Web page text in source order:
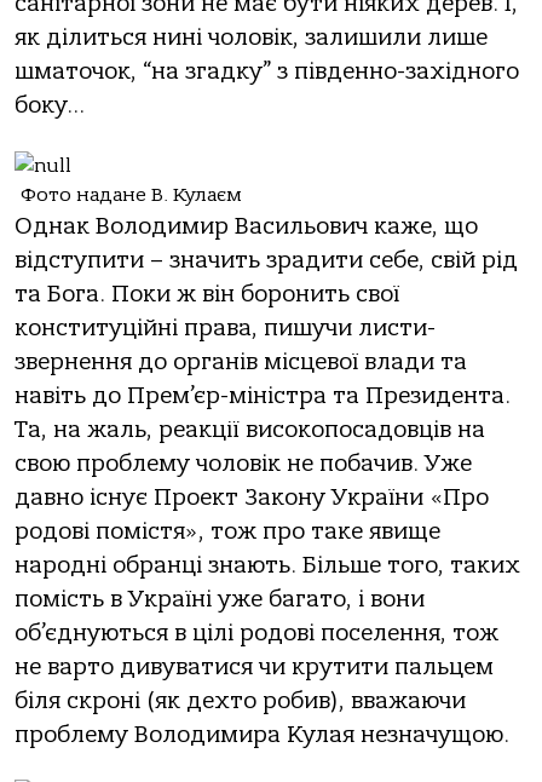
як ділиться нині чоловік, залишили лише
шматочок, “на згадку” з південно-західного
боку…
Фото надане В. Кулаєм
Однак Володимир Васильович каже, що
відступити – значить зрадити себе, свій рід
та Бога. Поки ж він боронить свої
конституційні права, пишучи листи-
звернення до органів місцевої влади та
навіть до Прем’єр-міністра та Президента.
Та, на жаль, реакції високопосадовців на
свою проблему чоловік не побачив. Уже
давно існує Проект Закону України «Про
родові помістя», тож про таке явище
народні обранці знають. Більше того, таких
помість в Україні уже багато, і вони
об’єднуються в цілі родові поселення, тож
не варто дивуватися чи крутити пальцем
біля скроні (як дехто робив), вважаючи
проблему Володимира Кулая незначущою.